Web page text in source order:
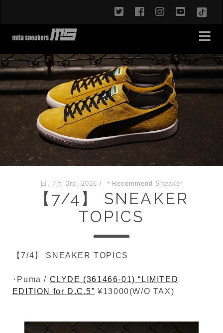
twitterfacebookinstagram
日, 7月 3rd, 2016 / ＊Recommend Sneaker
【7/4】 SNEAKER
TOPICS
【7/4】 SNEAKER TOPICS
･Puma / CLYDE (361466-01) “LIMITED
EDITION for D.C.5” ¥13000(W/O TAX)